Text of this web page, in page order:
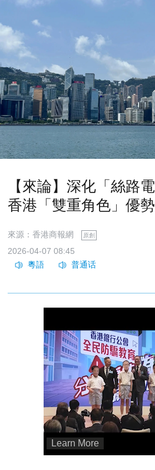
【來論】深化「絲路
香港「雙重角色」優勢
來源：香港商報網 原創
2026-04-07 08:45